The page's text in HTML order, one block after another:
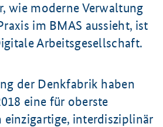
wie moderne Verwaltung
im BMAS aussieht, ist
Arbeitsgesellschaft.
der Denkfabrik haben
eine für oberste
einzigartige, interdisziplinär